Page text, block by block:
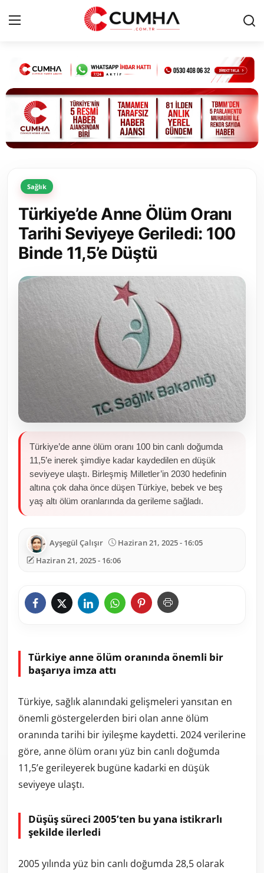
Kurumsal
Cumhurbaşkanlığı
Bakanlıklar
Siyasi Partiler
Yerel Yönetimler
Mülki İdare
Toplum ve Yaşam
Sivil Toplum Kuruluşları
Kamu Kurumları ve Üst Kurullar
Resmi Reklamlar
Sağlık
Türkiye’de Anne Ölüm Oranı
Tarihi Seviyeye Geriledi: 100
Binde 11,5’e Düştü
Türkiye’de anne ölüm oranı 100 bin canlı doğumda
11,5’e inerek şimdiye kadar kaydedilen en düşük
seviyeye ulaştı. Birleşmiş Milletler’in 2030 hedefinin
altına çok daha önce düşen Türkiye, bebek ve beş
yaş altı ölüm oranlarında da gerileme sağladı.
Ayşegül Çalışır
Haziran 21, 2025 - 16:05
Haziran 21, 2025 - 16:06
Türkiye anne ölüm oranında önemli bir
başarıya imza attı
Türkiye, sağlık alanındaki gelişmeleri yansıtan en
önemli göstergelerden biri olan anne ölüm
oranında tarihi bir iyileşme kaydetti. 2024 verilerine
göre, anne ölüm oranı yüz bin canlı doğumda
11,5’e gerileyerek bugüne kadarki en düşük
seviyeye ulaştı.
Düşüş süreci 2005’ten bu yana istikrarlı
şekilde ilerledi
2005 yılında yüz bin canlı doğumda 28,5 olarak